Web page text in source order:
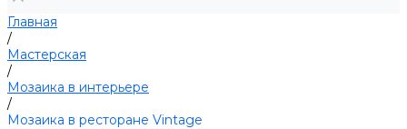
Главная
/
Мастерская
/
Мозаика в интерьере
/
Мозаика в ресторане Vintage